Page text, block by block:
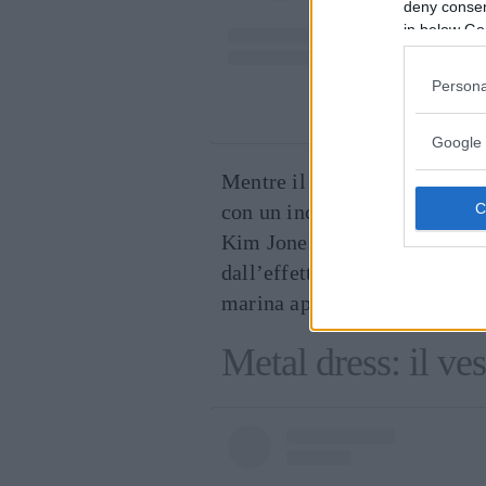
deny
in below
Google
Un
Mentre il sole tramonta su
con un incantevole metal
Kim Jones. Si tratta di un
dall’effetto lucido e lucente
marina appena uscita dalle
Metal dress: il